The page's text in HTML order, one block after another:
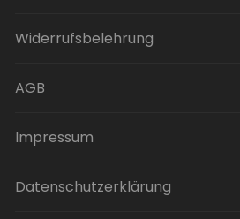
Widerrufsbelehrung
AGB
Impressum
Datenschutzerklärung